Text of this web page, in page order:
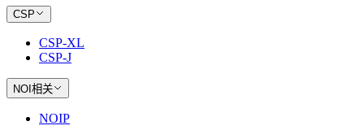
CSP
CSP-XL
CSP-J
NOI相关
NOIP